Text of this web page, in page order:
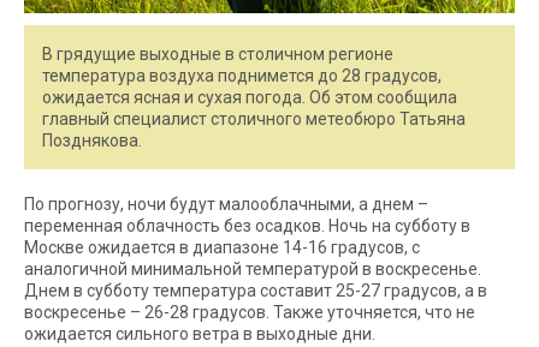
В грядущие выходные в столичном регионе
температура воздуха поднимется до 28 градусов,
ожидается ясная и сухая погода. Об этом сообщила
главный специалист столичного метеобюро Татьяна
Позднякова.
По прогнозу, ночи будут малооблачными, а днем –
переменная облачность без осадков. Ночь на субботу в
Москве ожидается в диапазоне 14-16 градусов, с
аналогичной минимальной температурой в воскресенье.
Днем в субботу температура составит 25-27 градусов, а в
воскресенье – 26-28 градусов. Также уточняется, что не
ожидается сильного ветра в выходные дни.